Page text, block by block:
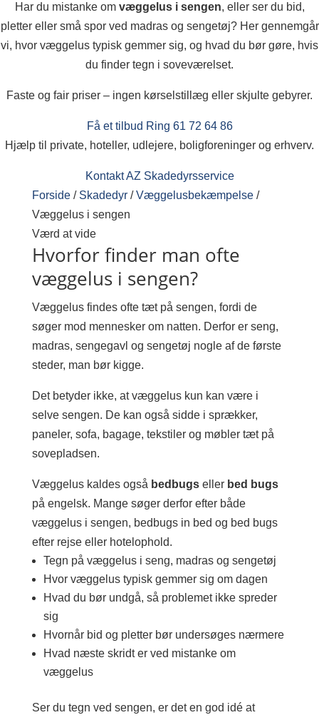
Har du mistanke om væggelus i sengen, eller ser du bid,
pletter eller små spor ved madras og sengetøj? Her gennemgår
vi, hvor væggelus typisk gemmer sig, og hvad du bør gøre, hvis
du finder tegn i soveværelset.
Faste og fair priser – ingen kørselstillæg eller skjulte gebyrer.
Få et tilbud Ring 61 72 64 86
Hjælp til private, hoteller, udlejere, boligforeninger og erhverv.
Kontakt AZ Skadedyrsservice
Forside / Skadedyr / Væggelusbekæmpelse /
Væggelus i sengen
Værd at vide
Hvorfor finder man ofte
væggelus i sengen?
Væggelus findes ofte tæt på sengen, fordi de
søger mod mennesker om natten. Derfor er seng,
madras, sengegavl og sengetøj nogle af de første
steder, man bør kigge.
Det betyder ikke, at væggelus kun kan være i
selve sengen. De kan også sidde i sprækker,
paneler, sofa, bagage, tekstiler og møbler tæt på
sovepladsen.
Væggelus kaldes også bedbugseller bed bugs
på engelsk. Mange søger derfor efter både
væggelus i sengen, bedbugs in bed og bed bugs
efter rejse eller hotelophold.
Tegn på væggelus i seng, madras og sengetøj
Hvor væggelus typisk gemmer sig om dagen
Hvad du bør undgå, så problemet ikke spreder
sig
Hvornår bid og pletter bør undersøges nærmere
Hvad næste skridt er ved mistanke om
væggelus
Ser du tegn ved sengen, er det en god idé at